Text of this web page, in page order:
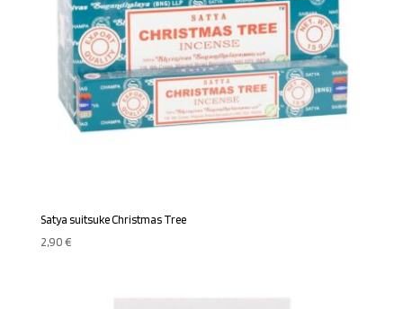
Satya suitsuke Christmas Tree
2,90€